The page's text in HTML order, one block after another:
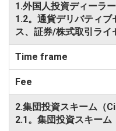
1.外国人投資ディーラー
1.2。通貨デリバティ
ス、証券/株式取引ライ
2.集団投資スキーム（
2.1。集団投資スキーム